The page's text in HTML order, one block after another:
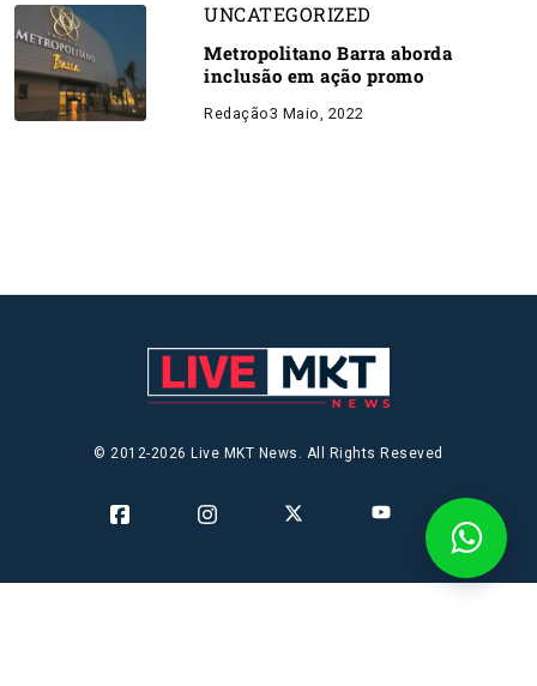
UNCATEGORIZED
Metropolitano Barra aborda
inclusão em ação promo
Redação3 Maio, 2022
© 2012-2026 Live MKT News. All Rights Reseved